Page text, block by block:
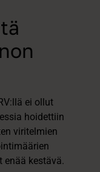
ei ollut
hoidettiin
viritelmien
enää kestävä.